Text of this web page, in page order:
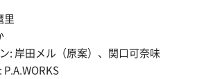
里
: 岸田メル（原案）、関口可奈味